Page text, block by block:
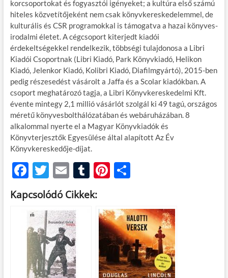
korcsoportokat és fogyasztói igényeket; a kultúra első számú
hiteles közvetítőjeként nem csak könyvkereskedelemmel, de
kulturális és CSR programokkal is támogatva a hazai könyves-
irodalmi életet. A cégcsoport kiterjedt kiadói
érdekeltségekkel rendelkezik, többségi tulajdonosa a Libri
Kiadói Csoportnak (Libri Kiadó, Park Könyvkiadó, Helikon
Kiadó, Jelenkor Kiadó, Kolibri Kiadó, Diafilmgyártó), 2015-ben
pedig részesedést vásárolt a Jaffa és a Scolar kiadókban. A
csoport meghatározó tagja, a Libri Könyvkereskedelmi Kft.
évente mintegy 2,1 millió vásárlót szolgál ki 49 tagú, országos
méretű könyvesbolthálózatában és webáruházában. 8
alkalommal nyerte el a Magyar Könyvkiadók és
Könyvterjesztők Egyesülése által alapított Az Év
Könyvkereskedője-díjat.
F
ac
e
b
o
o
k
T
w
itt
er
E
m
ail
T
u
m
bl
Pi
es
t
O
m
e
g
Kapcsolódó Cikkek: